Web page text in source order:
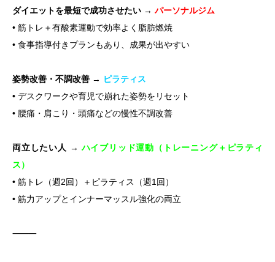
ダイエットを最短で成功させたい → パーソナルジム
• 筋トレ＋有酸素運動で効率よく脂肪燃焼
• 食事指導付きプランもあり、成果が出やすい
姿勢改善・不調改善 → ピラティス
• デスクワークや育児で崩れた姿勢をリセット
• 腰痛・肩こり・頭痛などの慢性不調改善
両立したい人 →ハイブリッド運動（トレーニング＋ピラティ
ス）
• 筋トレ（週2回）＋ピラティス（週1回）
• 筋力アップとインナーマッスル強化の両立
⸻